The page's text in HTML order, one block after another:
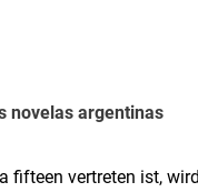
novelas argentinas
fifteen vertreten ist,